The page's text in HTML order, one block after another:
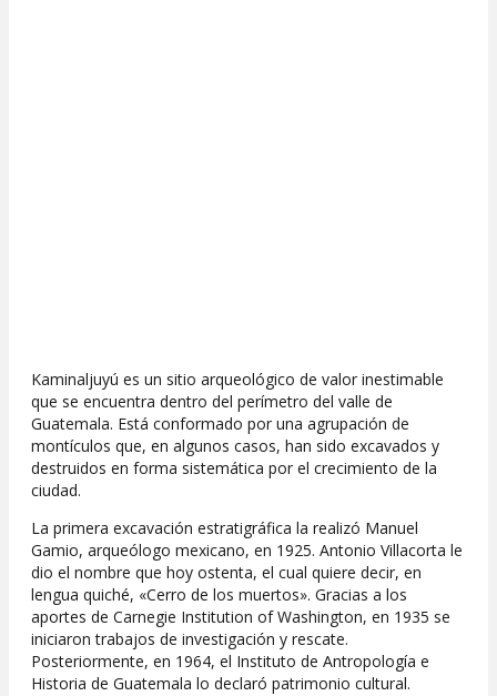
Kaminaljuyú es un sitio arqueológico de valor inestimable
que se encuentra dentro del perímetro del valle de
Guatemala. Está conformado por una agrupación de
montículos que, en algunos casos, han sido excavados y
destruidos en forma sistemática por el crecimiento de la
ciudad.
La primera excavación estratigráfica la realizó Manuel
Gamio, arqueólogo mexicano, en 1925. Antonio Villacorta le
dio el nombre que hoy ostenta, el cual quiere decir, en
lengua quiché, «Cerro de los muertos». Gracias a los
aportes de Carnegie Institution of Washington, en 1935 se
iniciaron trabajos de investigación y rescate.
Posteriormente, en 1964, el Instituto de Antropología e
Historia de Guatemala lo declaró patrimonio cultural.